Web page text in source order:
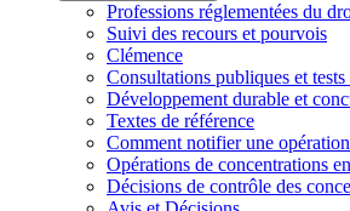
Professions réglementées du
Suivi des recours et pourvois
Clémence
Consultations publiques et tests
Développement durable et
Textes de référence
Comment notifier une
Opérations de concentrations
Décisions de contrôle des